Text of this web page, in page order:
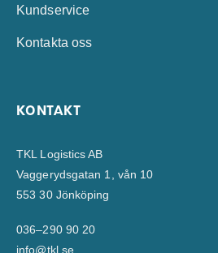
Kundservice
Kontakta oss
KONTAKT
TKL Logistics AB
Vaggerydsgatan 1, vån 10
553 30 Jönköping
036–290 90 20
info@tkl.se